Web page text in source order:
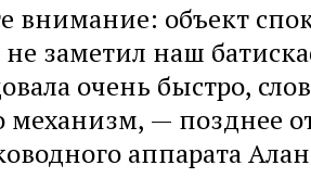
внимание: объект
не заметил наш
очень быстро,
механизм, — позднее
аппарата